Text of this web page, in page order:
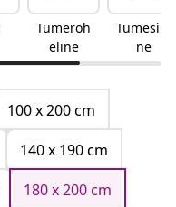
Tumeroh
eline
Tumesini
ne
100 x 200 cm
140 x 190 cm
180 x 200 cm